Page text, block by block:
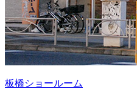
板橋ショールーム